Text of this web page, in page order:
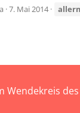
7. Mai 2014
Wendekreis